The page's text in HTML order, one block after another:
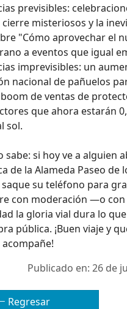
previsibles:
misteriosos y la
"Cómo aprovechar el
a eventos que igual
imprevisibles: un
nacional de pañuelos
de ventas de
que ahora estarán
sol.
sabe: si hoy ve a alguien
de la Alameda Paseo de
saque su teléfono para
con moderación —o
la gloria vial dura lo
pública. ¡Buen viaje y
Publicado en: 26 de
Regresar